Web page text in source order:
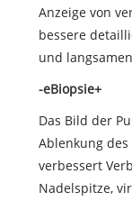
Anzeige von
bessere
und
-eBiopsie+
Das Bild der
Ablenkung
verbessert
Nadelspitze,